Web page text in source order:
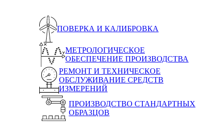
ПОВЕРКА И КАЛИБРОВКА
МЕТРОЛОГИЧЕСКОЕ
ОБЕСПЕЧЕНИЕ ПРОИЗВОДСТВА
РЕМОНТ И ТЕХНИЧЕСКОЕ
ОБСЛУЖИВАНИЕ СРЕДСТВ
ИЗМЕРЕНИЙ
ПРОИЗВОДСТВО СТАНДАРТНЫХ
ОБРАЗЦОВ